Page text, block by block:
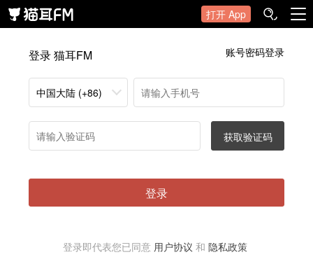
打开 App
登录 猫耳FM 账号密码登录
中国大陆 (+86)
获取验证码
登录
登录即代表您已同意 用户协议 和 隐私政策